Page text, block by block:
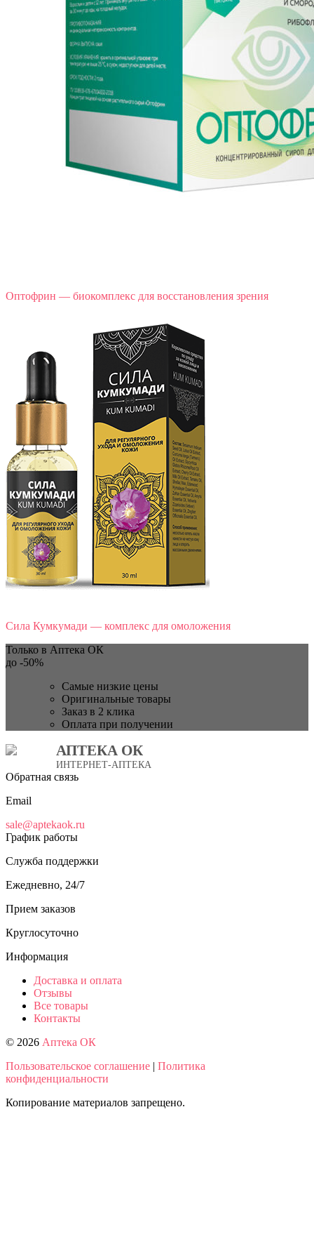
Оптофрин — биокомплекс для восстановления зрения
Сила Кумкумади — комплекс для омоложения
Только в Аптека ОК
до -50%
Самые низкие цены
Оригинальные товары
Заказ в 2 клика
Оплата при получении
АПТЕКА ОК
ИНТЕРНЕТ-АПТЕКА
Обратная связь
Email
sale@aptekaok.ru
График работы
Служба поддержки
Ежедневно, 24/7
Прием заказов
Круглосуточно
Информация
Доставка и оплата
Отзывы
Все товары
Контакты
© 2026 Аптека ОК
Пользовательское соглашение | Политика
конфиденциальности
Копирование материалов запрещено.